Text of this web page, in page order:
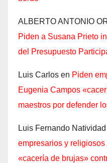
ALBERTO ANTONIO
Piden a Susana Prieto
del Presupuesto
Luis Carlos en Piden
Eugenia Campos
maestros por defender
Luis Fernando
empresarios y
«cacería de brujas»